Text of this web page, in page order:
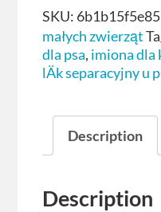
SKU:
małych zwierząt
dla psa, imiona dla
lÄk separacyjny u
Description
Description